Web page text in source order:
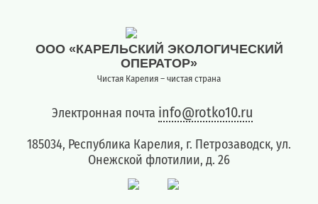
ООО «КАРЕЛЬСКИЙ ЭКОЛОГИЧЕСКИЙ
ОПЕРАТОР»
Чистая Карелия – чистая страна
Электронная почта info@rotko10.ru
185034, Республика Карелия, г. Петрозаводск, ул.
Онежской флотилии, д. 26